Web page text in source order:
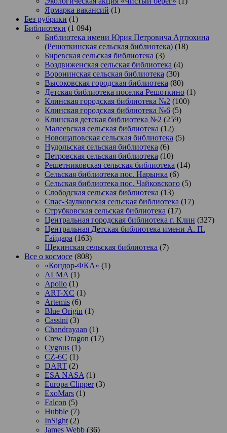
Ярмарка вакансий (1)
Без рубрики (1)
Библиотеки (1 094)
Библиотека имени Юрия Петровича Артюхина
(Решоткинская сельская библиотека) (18)
Биревская сельская библиотека (3)
Воздвиженская сельская библиотека (4)
Воронинская сельская библиотека (30)
Высоковская городская библиотека (80)
Детская библиотека поселка Решоткино (1)
Клинская городская библиотека №2 (100)
Клинская городская библиотека №6 (5)
Клинская детская библиотека №2 (259)
Малеевская сельская библиотека (12)
Новощаповская сельская библиотека (5)
Нудольская сельская библиотека (6)
Петровская сельская библиотека (10)
Решетниковская сельская библиотека (14)
Сельская библиотека пос. Нарынка (6)
Сельская библиотека пос. Чайковского (5)
Слободская сельская библиотека (13)
Спас-Заулковская сельская библиотека (17)
Струбковская сельская библиотека (17)
Центральная городская библиотека г. Клин (327)
Центральная Детская библиотека имени А. П.
Гайдара (163)
Щекинская сельская библиотека (7)
Все о космосе (808)
«Кондор-ФКА» (1)
ALMA (1)
Apollo (1)
ART-XC (1)
Artemis (6)
Blue Origin (1)
Cassini (3)
Chandrayaan (1)
Crew Dragon (17)
Cygnus (1)
CZ-6C (1)
DART (2)
ESA NASA (1)
Europa Clipper(3)
ExoMars (1)
Falcon (5)
Hubble (7)
InSight (2)
James Webb (36)